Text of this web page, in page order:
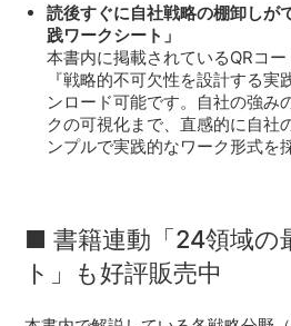
読後すぐに自社戦略の棚卸しが
践ワークシート」
本書内に掲載されているQRコ
『戦略的不可欠性を設計する実
ンロード可能です。自社の強み
クの可視化まで、直感的に自社
ンプルで実践的なワーク形式を
■ 書籍連動「24領域の
ト」も好評販売中